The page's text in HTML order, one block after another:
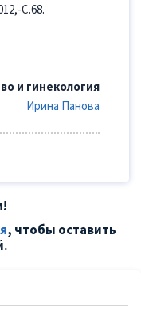
С.68.
и гинекология
Ирина Панова
, чтобы оставить